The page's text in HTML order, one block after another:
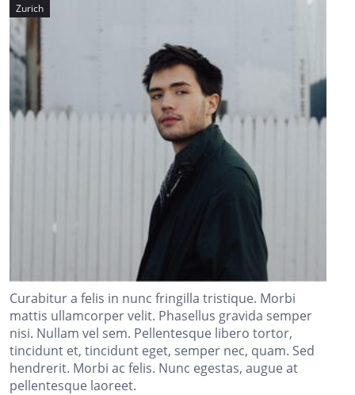
Zurich
Curabitur a felis in nunc fringilla tristique. Morbi
mattis ullamcorper velit. Phasellus gravida semper
nisi. Nullam vel sem. Pellentesque libero tortor,
tincidunt et, tincidunt eget, semper nec, quam. Sed
hendrerit. Morbi ac felis. Nunc egestas, augue at
pellentesque laoreet.